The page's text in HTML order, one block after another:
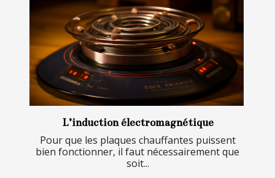
L’induction électromagnétique
Pour que les plaques chauffantes puissent
bien fonctionner, il faut nécessairement que
soit...